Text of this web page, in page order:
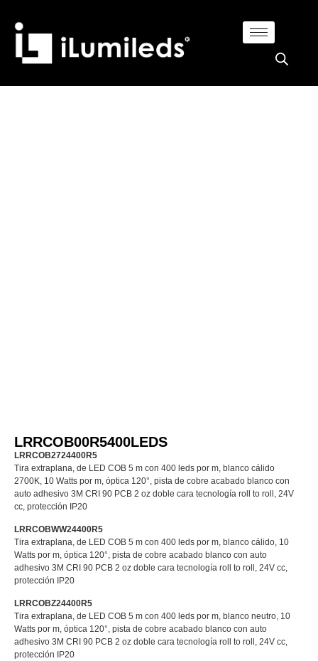
LRRCOB00R5400LEDS
LRRCOB2724400R5
Tira extraplana, de LED COB 5 m con 400 leds por m, blanco cálido
2700K, 10 Watts por m, óptica 120°, pista de cobre acabado blanco con
auto adhesivo 3M CRI 90 PCB 2 oz doble cara tecnología roll to roll, 24V
cc, protección IP20
LRRCOBWW24400R5
Tira extraplana, de LED COB 5 m con 400 leds por m, blanco cálido, 10
Watts por m, óptica 120°, pista de cobre acabado blanco con auto
adhesivo 3M CRI 90 PCB 2 oz doble cara tecnología roll to roll, 24V cc,
protección IP20
LRRCOBZ24400R5
Tira extraplana, de LED COB 5 m con 400 leds por m, blanco neutro, 10
Watts por m, óptica 120°, pista de cobre acabado blanco con auto
adhesivo 3M CRI 90 PCB 2 oz doble cara tecnología roll to roll, 24V cc,
protección IP20